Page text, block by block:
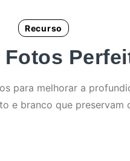
Recurso
para melhorar a
e branco que preservam